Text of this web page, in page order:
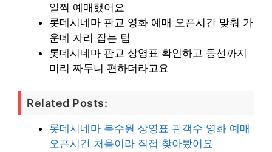
일찍 예매했어요
롯데시네마 판교 영화 예매 오픈시간 맞춰 가
운데 자리 잡는 팁
롯데시네마 판교 상영표 확인하고 동선까지
미리 짜두니 편하더라고요
Related Posts:
롯데시네마 북수원 상영표 관객수 영화 예매
오픈시간 처음이라 직접 찾아봤어요